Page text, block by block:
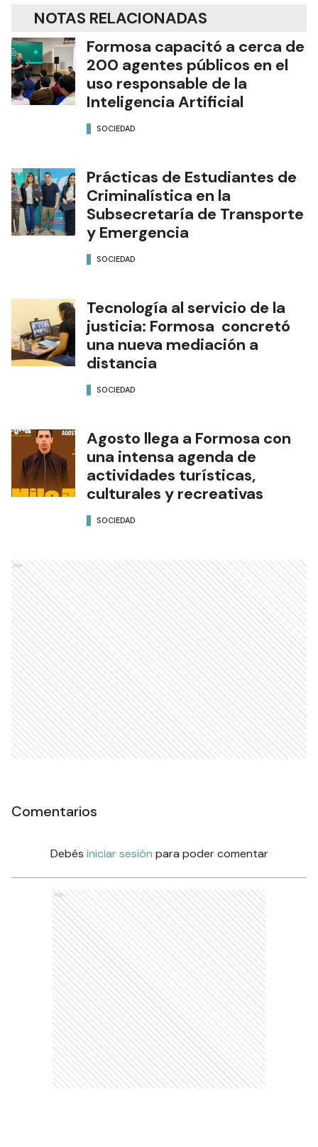
NOTAS RELACIONADAS
Formosa capacitó a cerca de
200 agentes públicos en el
uso responsable de la
Inteligencia Artificial
SOCIEDAD
Prácticas de Estudiantes de
Criminalística en la
Subsecretaría de Transporte
y Emergencia
SOCIEDAD
Tecnología al servicio de la
justicia: Formosa concretó
una nueva mediación a
distancia
SOCIEDAD
Agosto llega a Formosa con
una intensa agenda de
actividades turísticas,
culturales y recreativas
SOCIEDAD
Ads
Comentarios
Debés iniciar sesión para poder comentar
Ads